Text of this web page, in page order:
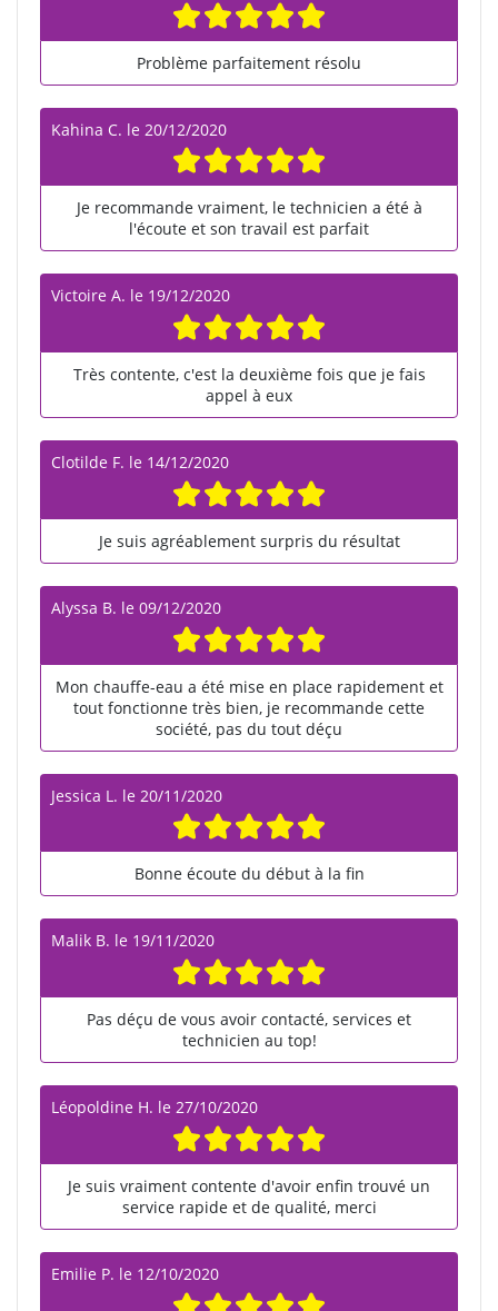
Problème parfaitement résolu
Kahina C. le 20/12/2020
Je recommande vraiment, le technicien a été à
l'écoute et son travail est parfait
Victoire A. le 19/12/2020
Très contente, c'est la deuxième fois que je fais
appel à eux
Clotilde F. le 14/12/2020
Je suis agréablement surpris du résultat
Alyssa B. le 09/12/2020
Mon chauffe-eau a été mise en place rapidement et
tout fonctionne très bien, je recommande cette
société, pas du tout déçu
Jessica L. le 20/11/2020
Bonne écoute du début à la fin
Malik B. le 19/11/2020
Pas déçu de vous avoir contacté, services et
technicien au top!
Léopoldine H. le 27/10/2020
Je suis vraiment contente d'avoir enfin trouvé un
service rapide et de qualité, merci
Emilie P. le 12/10/2020